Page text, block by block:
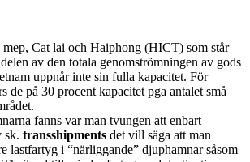
mep, Cat lai och Haiphong (HICT) som står
av den totala genomströmningen av gods
uppnår inte sin fulla kapacitet. För
de på 30 procent kapacitet pga antalet små
fanns var man tvungen att enbart
sk. transshipments det vill säga att man
lastfartyg i “närliggande” djuphamnar såsom